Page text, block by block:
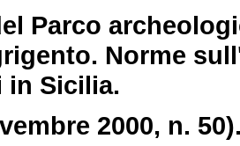
Parco
Norme
in Sicilia.
2000, n.